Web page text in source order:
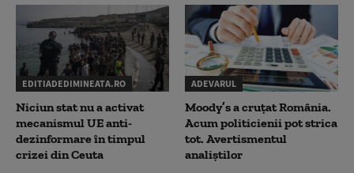
EDITIADEDIMINEATA.RO
Niciun stat nu a activat
mecanismul UE anti-
dezinformare în timpul
crizei din Ceuta
ADEVARUL
Moody’s a cruțat România.
Acum politicienii pot strica
tot. Avertismentul
analiștilor